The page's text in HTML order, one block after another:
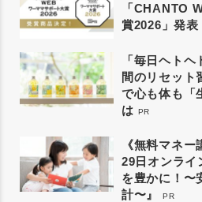
「CHANTO
賞2026」発表
「毎日ヘト
間のリセット
で心も体も「
は PR
《無料マネ
29日オンライ
を豊かに！〜
計〜』
PR